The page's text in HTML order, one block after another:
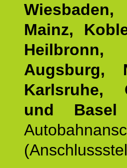
Mainz,
Augsburg,
Karlsruhe,
und Basel